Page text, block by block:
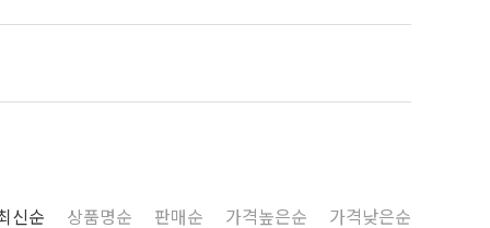
신순 상품명순 판매순 가격높은순 가격낮은순